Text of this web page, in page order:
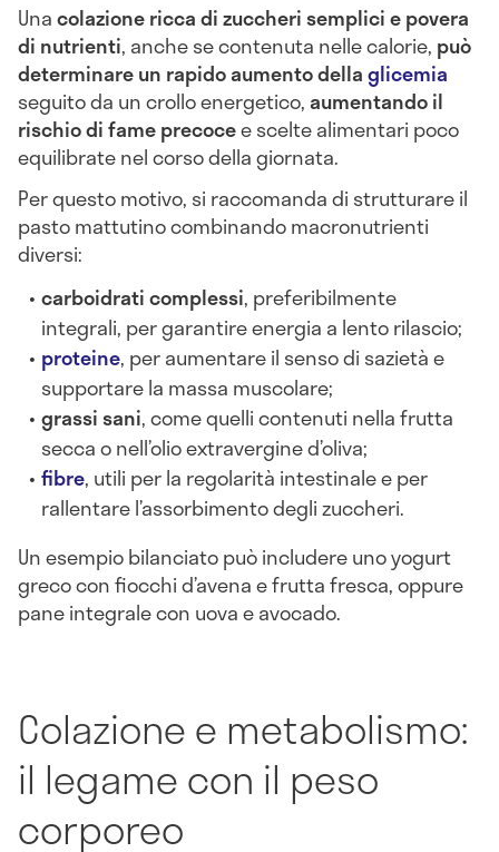
Unacolazione ricca di zuccheri semplici e povera
di nutrienti, anche se contenuta nelle calorie, può
determinare un rapido aumento dellaglicemia
seguito da un crollo energetico,aumentando il
rischio di fame precocee scelte alimentari poco
equilibrate nel corso della giornata.
Per questo motivo, si raccomanda di strutturare il
pasto mattutino combinando macronutrienti
diversi:
carboidrati complessi, preferibilmente
integrali, per garantire energia a lento rilascio;
proteine, per aumentare il senso di sazietà e
supportare la massa muscolare;
grassi sani, come quelli contenuti nella frutta
secca o nell’olio extravergine d’oliva;
fibre, utili per la regolarità intestinale e per
rallentare l’assorbimento degli zuccheri.
Un esempio bilanciato può includere uno yogurt
greco con fiocchi d’avena e frutta fresca, oppure
pane integrale con uova e avocado.
Colazione e metabolismo:
il legame con il peso
corporeo